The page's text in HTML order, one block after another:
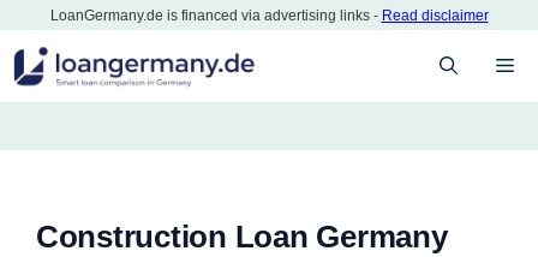
Inhalt
springen
LoanGermany.de is financed via advertising links - Read disclaimer
Construction Loan Germany